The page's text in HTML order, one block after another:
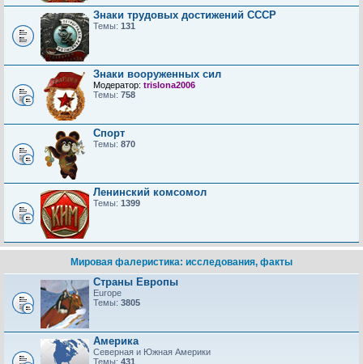
Знаки трудовых достижений CCCP
Темы: 131
Знаки вооруженных сил
Модератор: trislona2006
Темы: 758
Спорт
Темы: 870
Ленинский комсомол
Темы: 1399
Мировая фалеристика: исследования, факты
Страны Европы
Europe
Темы: 3805
Америка
Северная и Южная Америки
Темы: 431